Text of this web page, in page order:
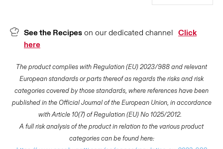
See the Recipes on our dedicated channel Click
here
The product complies with Regulation (EU) 2023/988 and relevant
European standards or parts thereof as regards the risks and risk
categories covered by those standards, where references have been
published in the Official Journal of the European Union, in accordance
with Article 10(7) of Regulation (EU) No 1025/2012.
A full risk analysis of the product in relation to the various product
categories can be found here: